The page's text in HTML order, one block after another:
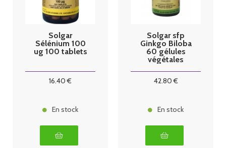
Solgar
Sélénium 100
ug 100 tablets
16.40 €
En stock
Solgar sfp
Ginkgo Biloba
60 gélules
végétales
42.80€
En stock